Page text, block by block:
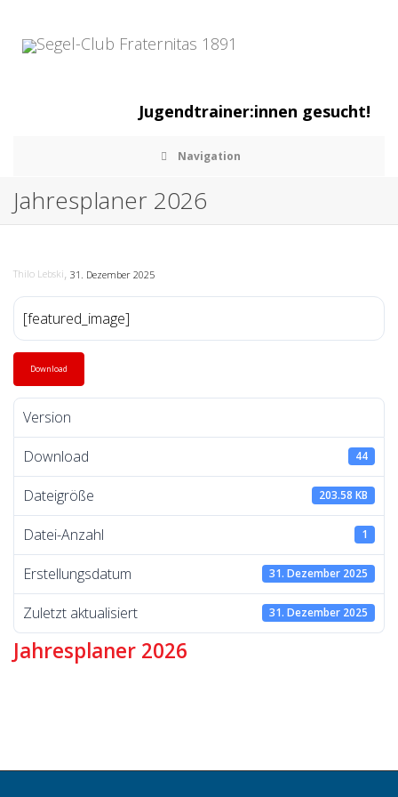
Jugendtrainer:innen gesucht!
Navigation
Jahresplaner 2026
Thilo Lebski, 31. Dezember 2025
[featured_image]
Download
Version
Download
44
Dateigröße 203.58 KB
Datei-Anzahl 1
Erstellungsdatum 31. Dezember 2025
Zuletzt aktualisiert 31. Dezember 2025
Jahresplaner 2026